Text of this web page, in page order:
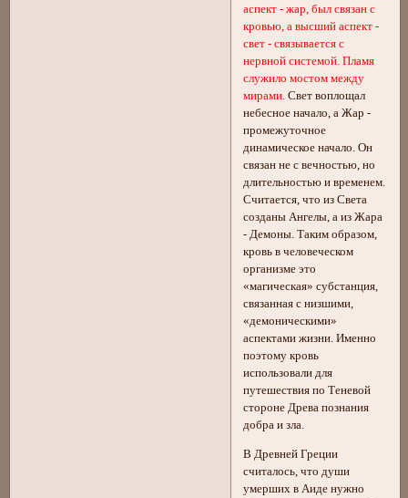
аспект - жар, был связан с
кровью, а высший аспект -
свет - связывается с
нервной системой. Пламя
служило мостом между
мирами. Свет воплощал
небесное начало, а Жар -
промежуточное
динамическое начало. Он
связан не с вечностью, но
длительностью и временем.
Считается, что из Света
созданы Ангелы, а из Жара
- Демоны. Таким образом,
кровь в человеческом
организме это
«магическая» субстанция,
связанная с низшими,
«демоническими»
аспектами жизни. Именно
поэтому кровь
использовали для
путешествия по Теневой
стороне Древа познания
добра и зла.
В Древней Греции
считалось, что души
умерших в Аиде нужно